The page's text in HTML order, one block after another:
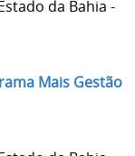
da Bahia -
Mais Gestão